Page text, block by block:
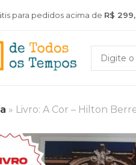
para pedidos acima de R$
» Livro: A Cor – Hilton